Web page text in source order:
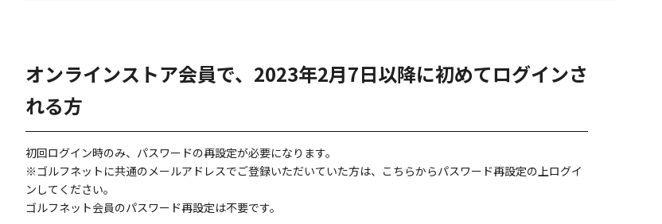
オンラインストア会員で、2023年2月7日以降に初めてログインさ
れる方
初回ログイン時のみ、パスワードの再設定が必要になります。
※ゴルフネットに共通のメールアドレスでご登録いただいていた方は、こちらからパスワード再設定の上ログイ
ンしてください。
ゴルフネット会員のパスワード再設定は不要です。